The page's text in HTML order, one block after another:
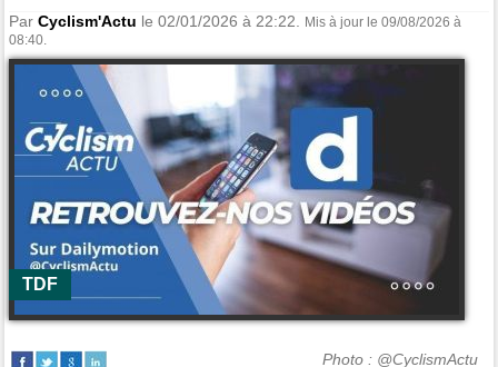
ParCyclism'Actu le 02/01/2026 à 22:22.
Mis à jour le 09/08/2026 à
08:40.
TDF
Photo : @CyclismActu